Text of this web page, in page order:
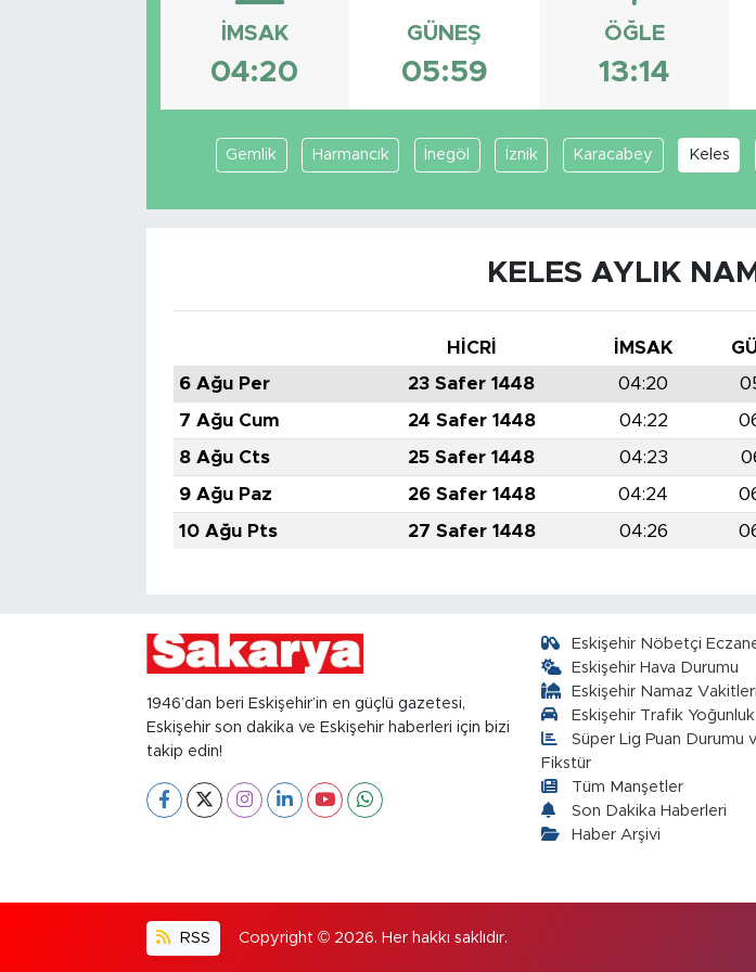
İMSAK
04:20
GÜNEŞ
05:59
ÖĞLE
13:14
Gemlik Harmancık İnegöl İznik Karacabey Keles
KELES AYLIK
HİCRİ İMSAK
6 Ağu Per
23 Safer 1448 04:20
7 Ağu Cum
24 Safer 1448 04:22
8 Ağu Cts
25 Safer 1448 04:23
9 Ağu Paz
26 Safer 1448 04:24
10 Ağu Pts
27 Safer 1448 04:26
1946’dan beri Eskişehir’in en güçlü gazetesi,
Eskişehir son dakika ve Eskişehir haberleri için bizi
takip edin!
Eskişehir Nöbetçi
Eskişehir Hava Durumu
Eskişehir Namaz Vakitleri
Eskişehir Trafik Yoğunluk
Süper Lig Puan Durumu
Fikstür
Tüm Manşetler
Son Dakika Haberleri
Haber Arşivi
RSS Copyright © 2026. Her hakkı saklıdır.